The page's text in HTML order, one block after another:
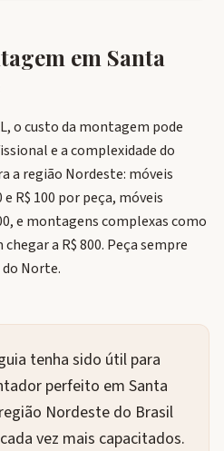
em Santa
o custo da montagem pode
e a complexidade do
a região Nordeste: móveis
R$ 100 por peça, móveis
e montagens complexas como
a R$ 800. Peça sempre
Norte.
tenha sido útil para
perfeito em Santa
Nordeste do Brasil
vez mais capacitados.